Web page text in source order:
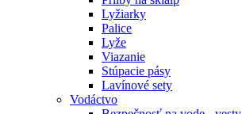
Lyžiarky
Palice
Lyže
Viazanie
Stúpacie pásy
Lavínové sety
Vodáctvo